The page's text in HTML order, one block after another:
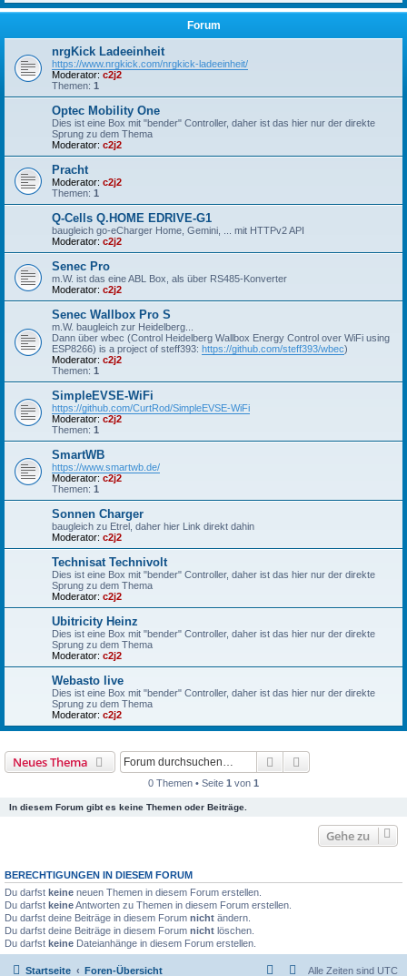
Forum
nrgKick Ladeeinheit
https://www.nrgkick.com/nrgkick-ladeeinheit/
Moderator: c2j2
Themen: 1
Optec Mobility One
Dies ist eine Box mit "bender" Controller, daher ist das hier nur der direkte
Sprung zu dem Thema
Moderator: c2j2
Pracht
Moderator: c2j2
Themen: 1
Q-Cells Q.HOME EDRIVE-G1
baugleich go-eCharger Home, Gemini, ... mit HTTPv2 API
Moderator: c2j2
Senec Pro
m.W. ist das eine ABL Box, als über RS485-Konverter
Moderator: c2j2
Senec Wallbox Pro S
m.W. baugleich zur Heidelberg...
Dann über wbec (Control Heidelberg Wallbox Energy Control over WiFi using
ESP8266) is a project of steff393: https://github.com/steff393/wbec)
Moderator: c2j2
Themen: 1
SimpleEVSE-WiFi
https://github.com/CurtRod/SimpleEVSE-WiFi
Moderator: c2j2
Themen: 1
SmartWB
https://www.smartwb.de/
Moderator: c2j2
Themen: 1
Sonnen Charger
baugleich zu Etrel, daher hier Link direkt dahin
Moderator: c2j2
Technisat Technivolt
Dies ist eine Box mit "bender" Controller, daher ist das hier nur der direkte
Sprung zu dem Thema
Moderator: c2j2
Ubitricity Heinz
Dies ist eine Box mit "bender" Controller, daher ist das hier nur der direkte
Sprung zu dem Thema
Moderator: c2j2
Webasto live
Dies ist eine Box mit "bender" Controller, daher ist das hier nur der direkte
Sprung zu dem Thema
Moderator: c2j2
Neues Thema Suche
0 Themen • Seite 1 von 1
In diesem Forum gibt es keine Themen oder Beiträge.
Gehe zu
BERECHTIGUNGEN IN DIESEM FORUM
Du darfst keine neuen Themen in diesem Forum erstellen.
Du darfst keineAntworten zu Themen in diesem Forum erstellen.
Du darfst deine Beiträge in diesem Forum nicht ändern.
Du darfst deine Beiträge in diesem Forum nicht löschen.
Du darfst keine Dateianhänge in diesem Forum erstellen.
Startseite Foren-Übersicht Alle Zeiten sind UTC